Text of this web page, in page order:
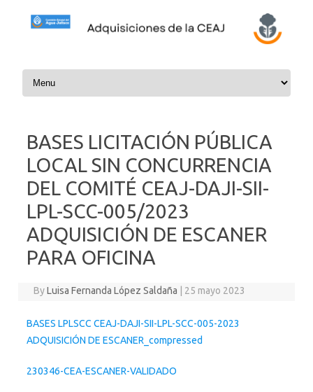
Skip to content
BASES LICITACIÓN PÚBLICA
LOCAL SIN CONCURRENCIA
DEL COMITÉ CEAJ-DAJI-SII-
LPL-SCC-005/2023
ADQUISICIÓN DE ESCANER
PARA OFICINA
ByLuisa Fernanda López Saldaña 25 mayo 2023
BASES LPLSCC CEAJ-DAJI-SII-LPL-SCC-005-2023
ADQUISICIÓN DE ESCANER_compressed
230346-CEA-ESCANER-VALIDADO